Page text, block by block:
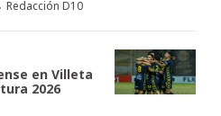
· Redacción D10
en Villeta
2026